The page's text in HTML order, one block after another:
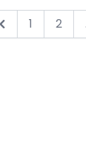
&laquo;
1 2